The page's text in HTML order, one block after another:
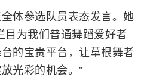
体参选队员表态发言。她
目为我们普通舞蹈爱好者
的宝贵平台，让草根舞者
光彩的机会。”